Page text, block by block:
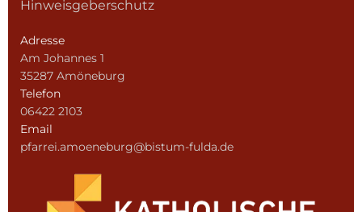
Hinweisgeberschutz
Adresse
Am Johannes 1
35287 Amöneburg
Telefon
06422 2103
Email
pfarrei.amoeneburg@bistum-fulda.de